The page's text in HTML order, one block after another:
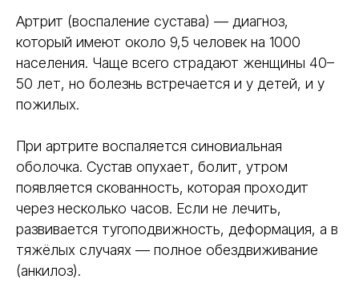
Артрит (воспаление сустава) — диагноз,
который имеют около 9,5 человек на 1000
населения. Чаще всего страдают женщины 40–
50 лет, но болезнь встречается и у детей, и у
пожилых.
При артрите воспаляется синовиальная
оболочка. Сустав опухает, болит, утром
появляется скованность, которая проходит
через несколько часов. Если не лечить,
развивается тугоподвижность, деформация, а в
тяжёлых случаях — полное обездвиживание
(анкилоз).